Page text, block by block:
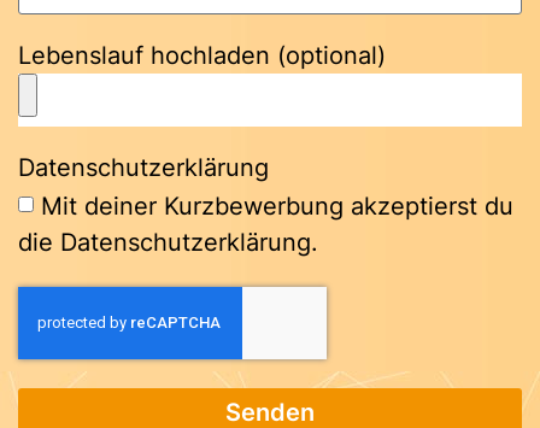
Lebenslauf hochladen (optional)
Datenschutzerklärung
Mit deiner Kurzbewerbung akzeptierst du
die Datenschutzerklärung.
Senden